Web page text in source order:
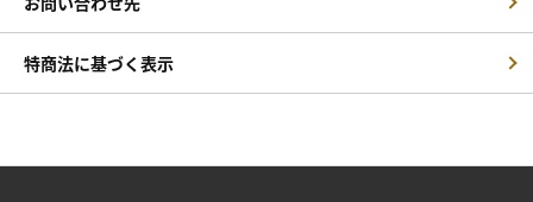
特商法に基づく表示